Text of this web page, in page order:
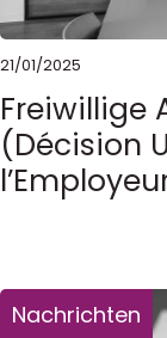
21/01/2025
Freiwillige
(Décision
Nachrichten